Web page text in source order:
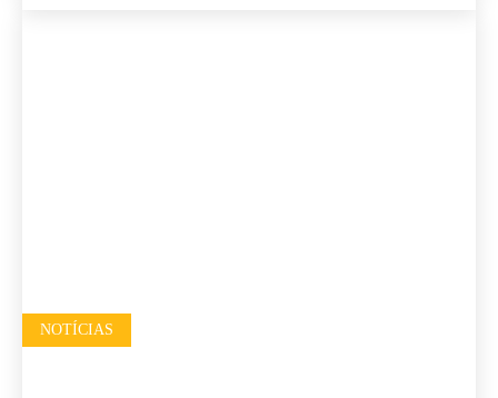
NOTÍCIAS